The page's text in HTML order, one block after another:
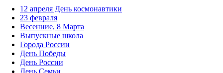
12 апреля День космонавтики
23 февраля
Весенние, 8 Марта
Выпускные школа
Города России
День Победы
День России
День Семьи